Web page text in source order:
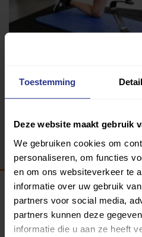
Toestemming
Deze website maakt gebruik
We gebruiken cookies om
personaliseren, om functies
en om ons websiteverkeer te
informatie over uw gebruik
partners voor social media,
partners kunnen deze
informatie die u aan ze heeft
Terug
Programma van: